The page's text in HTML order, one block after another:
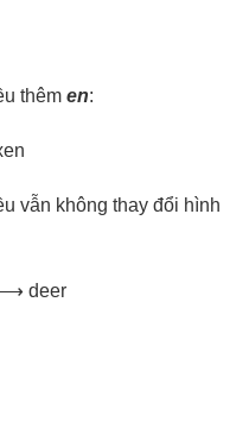
thêm en:
vẫn không thay đổi hình
⟶ deer